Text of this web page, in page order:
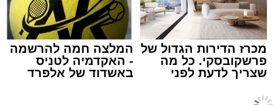
תאונת עבודה באשדוד
מכרז הדירות הגדול של
פרשקובסקי. כל מה
שצריך לדעת לפני
באשדוד
המלצה חמה להרשמה
- האקדמיה לטניס
באשדוד של אלפרד
חדשות אשדוד